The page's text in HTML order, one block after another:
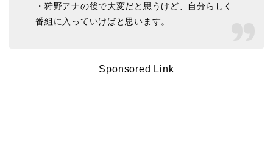
・狩野アナの後で大変だと思うけど、自分らしく
番組に入っていけばと思います。
Sponsored Link